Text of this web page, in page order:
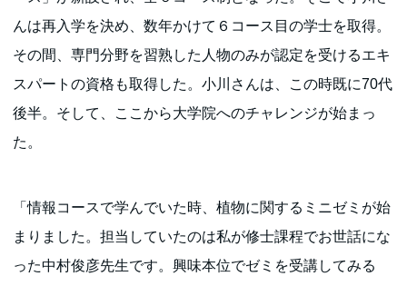
んは再入学を決め、数年かけて６コース目の学士を取得。
その間、専門分野を習熟した人物のみが認定を受けるエキ
スパートの資格も取得した。小川さんは、この時既に70代
後半。そして、ここから大学院へのチャレンジが始まっ
た。
「情報コースで学んでいた時、植物に関するミニゼミが始
まりました。担当していたのは私が修士課程でお世話にな
った中村俊彦先生です。興味本位でゼミを受講してみる